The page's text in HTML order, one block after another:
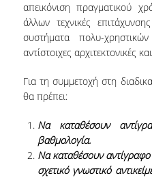
COURSE GUIDE
CURRICULUM
M.SC.
DOCTORAL
απεικόνιση πραγματικού
άλλων τεχνικές
συστήματα πολυ-
αντίστοιχες αρχιτεκτονικές
Για τη συμμετοχή στη
θα πρέπει:
Nακαταθέσουν
βαθμολογία.
Να καταθέσουν
σχετικό γνωστικό